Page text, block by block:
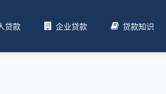
贷款 企业贷款 贷款知识